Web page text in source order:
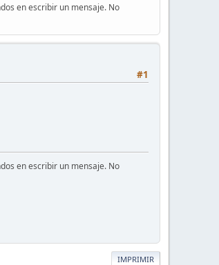
en escribir un mensaje. No
#1
en escribir un mensaje. No
IMPRIMIR